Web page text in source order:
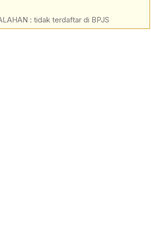
: tidak terdaftar di BPJS